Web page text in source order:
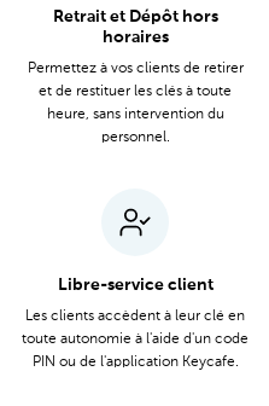
Retrait et Dépôt hors
horaires
Permettez à vos clients de retirer
et de restituer les clés à toute
heure, sans intervention du
personnel.
Libre-service client
Les clients accèdent à leur clé en
toute autonomie à l'aide d'un code
PIN ou de l'application Keycafe.